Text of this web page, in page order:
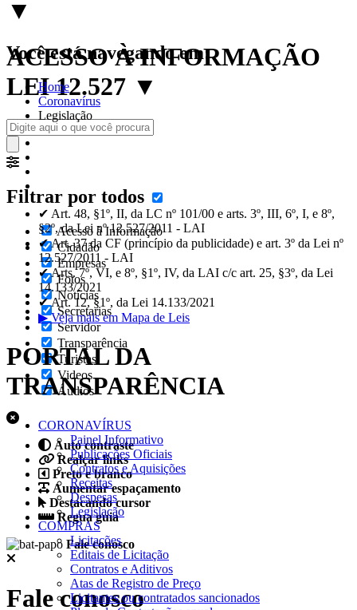
▼
ACESSO À INFORMAÇÃO
LEI 12.527 ▼
Filtrar por todos
Acesso à Informação
Cidadão
Empresas
Fotos
Notícias
Secretarias
Servidor
Transparência
Turistas
Videos
Áudios
Auto contraste
Realçar links
Preto e branco
Aumentar espaçamento
Destacando cursor
Regua guia
Fale conosco
Fale conosco
Você está navegando em:
Home
Coronavírus
Legislação
✔ Art. 48, §1º, II, da LC nº 101/00 e arts. 3º, III, 6º, I, e 8º,
§2º, da Lei nº 12.527/2011 - LAI
✔ Art. 37 da CF (princípio da publicidade) e art. 3º da Lei nº
12.527/2011 - LAI
✔ Arts. 7º, VI, e 8º, §1º, IV, da LAI c/c art. 25, §3º, da Lei
14.133/2021
✔ Art. 12, §1º, da Lei 14.133/2021
▶ Veja mais em Mapa de Leis
PORTAL DA
TRANSPARÊNCIA
CORONAVÍRUS
Painel Informativo
Publicações Oficiais
Contratos e Aquisições
Receitas
Despesas
Legislação
COMPRAS
Licitações
Editais de Licitação
Contratos e Aditivos
Atas de Registro de Preço
Licitantes ou contratados sancionados